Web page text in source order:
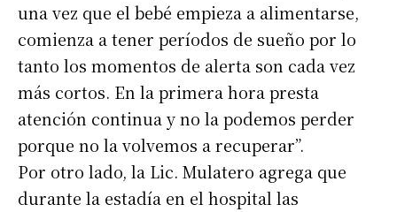
una vez que el bebé empieza a alimentarse,
comienza a tener períodos de sueño por lo
tanto los momentos de alerta son cada vez
más cortos. En la primera hora presta
atención continua y no la podemos perder
porque no la volvemos a recuperar”.
Por otro lado, la Lic. Mulatero agrega que
durante la estadía en el hospital las